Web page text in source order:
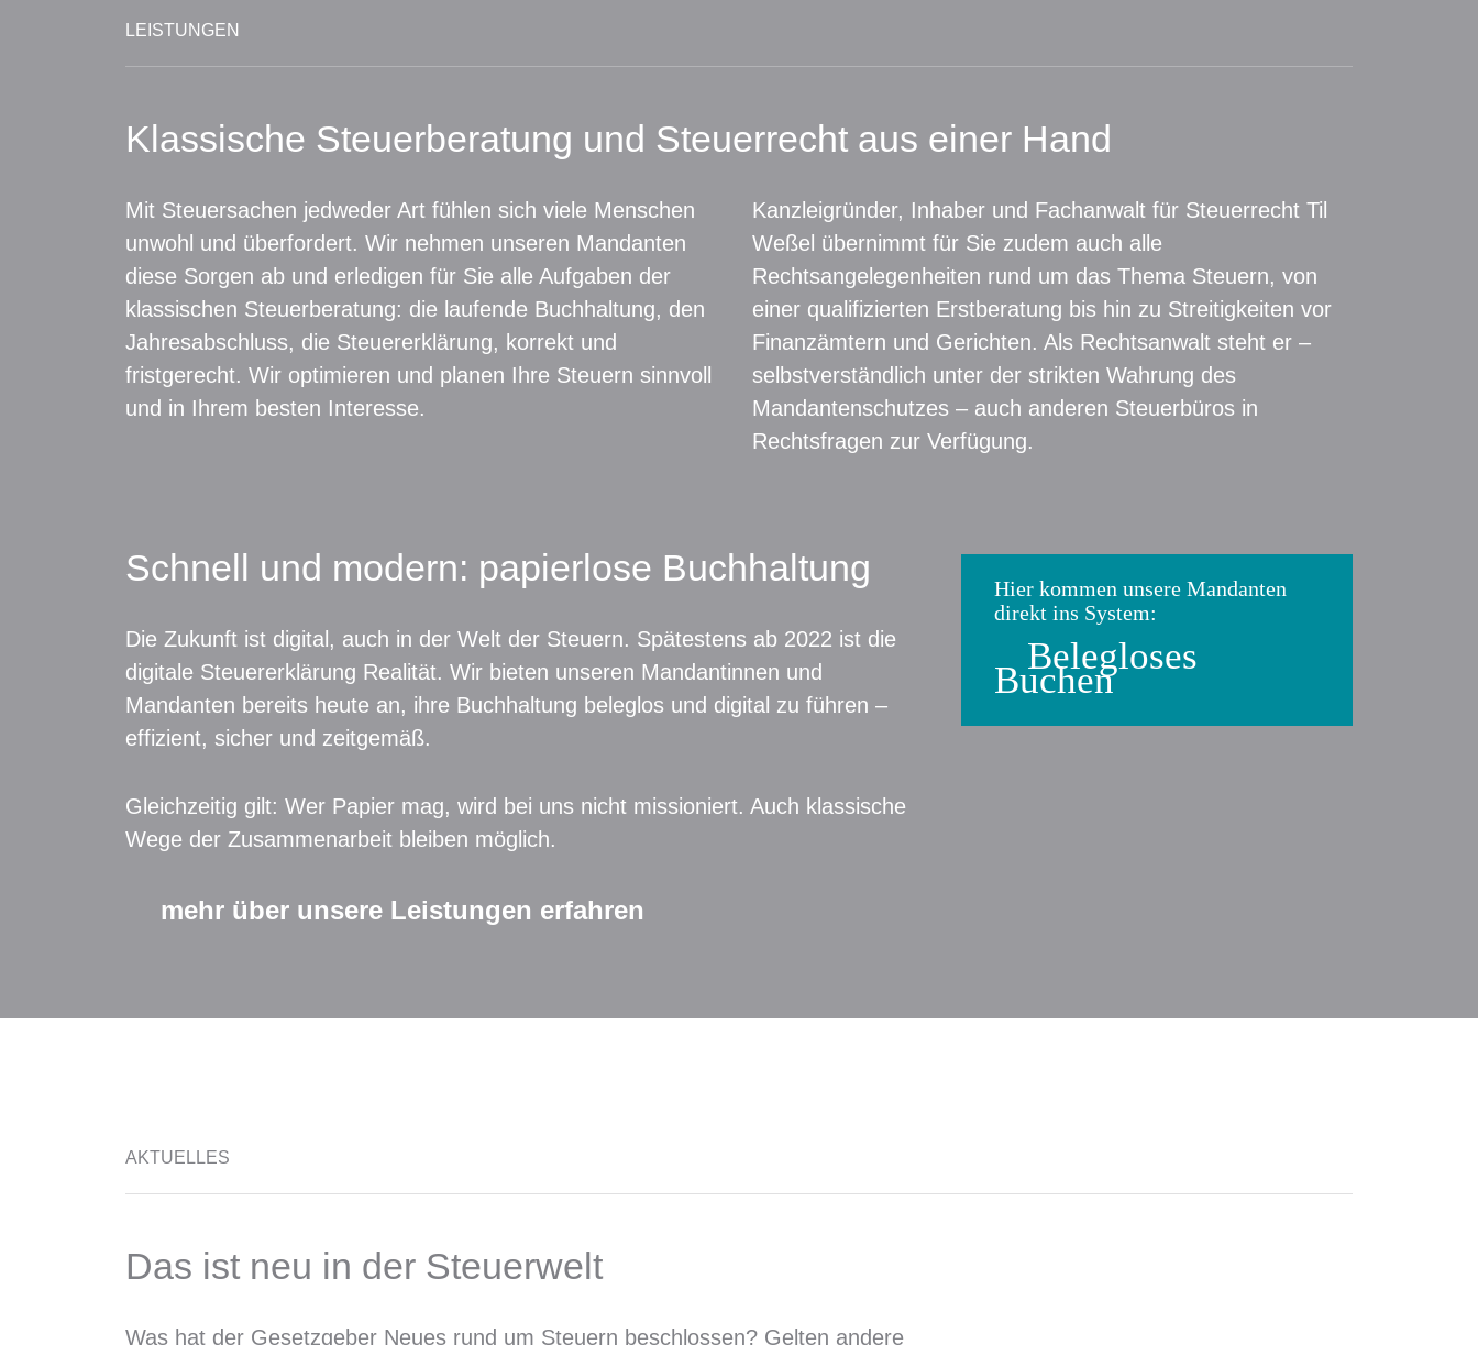
LEISTUNGEN
Klassische Steuerberatung und Steuerrecht aus einer Hand
Mit Steuersachen jedweder Art fühlen sich viele Menschen
unwohl und überfordert. Wir nehmen unseren Mandanten
diese Sorgen ab und erledigen für Sie alle Aufgaben der
klassischen Steuerberatung: die laufende Buchhaltung, den
Jahresabschluss, die Steuererklärung, korrekt und
fristgerecht. Wir optimieren und planen Ihre Steuern sinnvoll
und in Ihrem besten Interesse.
Kanzleigründer, Inhaber und Fachanwalt für Steuerrecht Til
Weßel übernimmt für Sie zudem auch alle
Rechtsangelegenheiten rund um das Thema Steuern, von
einer qualifizierten Erstberatung bis hin zu Streitigkeiten vor
Finanzämtern und Gerichten. Als Rechtsanwalt steht er –
selbstverständlich unter der strikten Wahrung des
Mandantenschutzes – auch anderen Steuerbüros in
Rechtsfragen zur Verfügung.
Schnell und modern: papierlose Buchhaltung
Die Zukunft ist digital, auch in der Welt der Steuern. Spätestens ab 2022 ist die
digitale Steuererklärung Realität. Wir bieten unseren Mandantinnen und
Mandanten bereits heute an, ihre Buchhaltung beleglos und digital zu führen –
effizient, sicher und zeitgemäß.
Gleichzeitig gilt: Wer Papier mag, wird bei uns nicht missioniert. Auch klassische
Wege der Zusammenarbeit bleiben möglich.
mehr über unsere Leistungen erfahren
Hier kommen unsere Mandanten
direkt ins System:
Belegloses
Buchen
AKTUELLES
Das ist neu in der Steuerwelt
Was hat der Gesetzgeber Neues rund um Steuern beschlossen? Gelten andere